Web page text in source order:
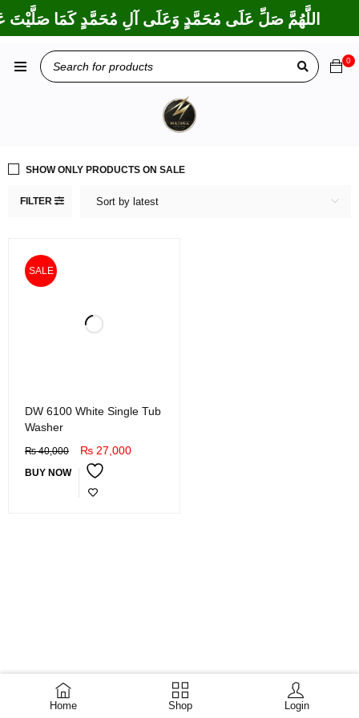
اللَّهُمَّ صَلِّ عَلَى مُحَمَّدٍ وَعَلَى آلِ مُحَمَّدٍ كَمَا صَلَّيْتَ
Home Shop Login
0
FILTER Sort by latest
SHOW ONLY PRODUCTS ON SALE
SALE
DW 6100 White Single Tub
Washer
₨40,000 ₨ 27,000
BUY NOW